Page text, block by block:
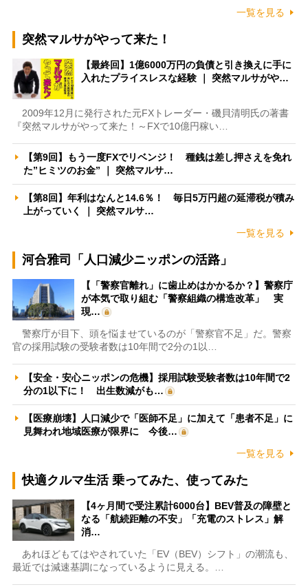
一覧を見る
突然マルサがやって来た！
【最終回】1億6000万円の負債と引き換えに手に
入れたプライスレスな経験 ｜ 突然マルサがや…
2009年12月に発行された元FXトレーダー・磯貝清明氏の著書
『突然マルサがやって来た！～FXで10億円稼い…
【第9回】もう一度FXでリベンジ！ 種銭は差し押さえを免れ
た”ヒミツのお金” ｜ 突然マルサ…
【第8回】年利はなんと14.6％！ 毎日5万円超の延滞税が積み
上がっていく ｜ 突然マルサ…
一覧を見る
河合雅司「人口減少ニッポンの活路」
【「警察官離れ」に歯止めはかかるか？】警察庁
が本気で取り組む「警察組織の構造改革」 実
現…
警察庁が目下、頭を悩ませているのが「警察官不足」だ。警察
官の採用試験の受験者数は10年間で2分の1以…
【安全・安心ニッポンの危機】採用試験受験者数は10年間で2
分の1以下に！ 出生数減がも…
【医療崩壊】人口減少で「医師不足」に加えて「患者不足」に
見舞われ地域医療が限界に 今後…
一覧を見る
快適クルマ生活 乗ってみた、使ってみた
【4ヶ月間で受注累計6000台】BEV普及の障壁と
なる「航続距離の不安」「充電のストレス」解
消…
あれほどもてはやされていた「EV（BEV）シフト」の潮流も、
最近では減速基調になっているように見える。…